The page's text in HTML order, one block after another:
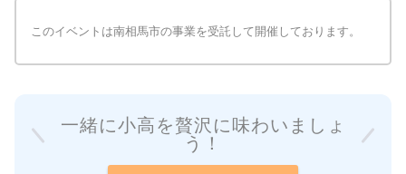
このイベントは南相馬市の事業を受託して開催しております。
一緒に小高を贅沢に味わいましょ
う！